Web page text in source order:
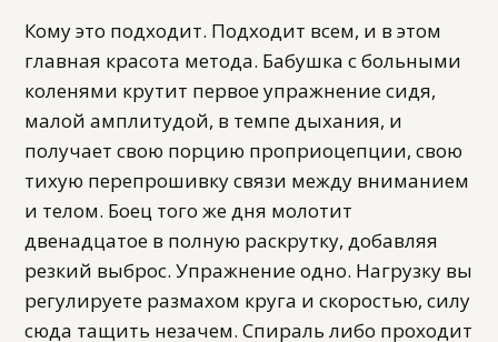
Кому это подходит. Подходит всем, и в этом
главная красота метода. Бабушка с больными
коленями крутит первое упражнение сидя,
малой амплитудой, в темпе дыхания, и
получает свою порцию проприоцепции, свою
тихую перепрошивку связи между вниманием
и телом. Боец того же дня молотит
двенадцатое в полную раскрутку, добавляя
резкий выброс. Упражнение одно. Нагрузку вы
регулируете размахом круга и скоростью, силу
сюда тащить незачем. Спираль либо проходит